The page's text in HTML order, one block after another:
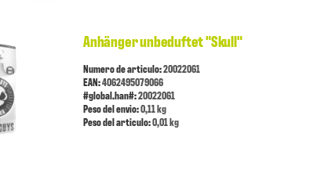
Anhänger unbeduftet "Skull"
Numero de articulo:20022061
EAN:4062495079066
#global.han#:20022061
Peso del envio:0,11 kg
Peso del articulo:0,01 kg